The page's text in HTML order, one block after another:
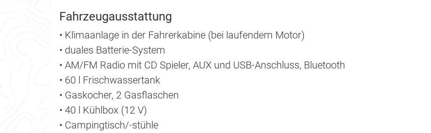
Fahrzeugausstattung
• Klimaanlage in der Fahrerkabine (bei laufendem Motor)
• duales Batterie-System
• AM/FM Radio mit CD Spieler, AUX und USB-Anschluss, Bluetooth
• 60 l Frischwassertank
• Gaskocher, 2 Gasflaschen
• 40 l Kühlbox (12 V)
• Campingtisch/-stühle